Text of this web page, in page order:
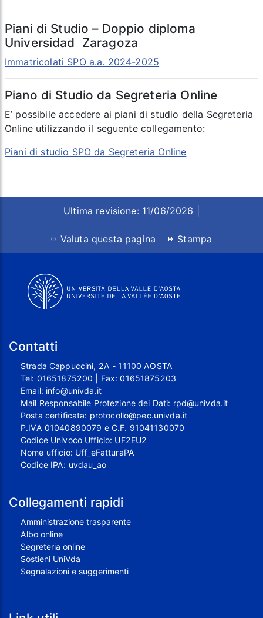
Piani di Studio – Doppio diploma
Universidad Zaragoza
Immatricolati SPO a.a. 2024-2025
Piano di Studio da Segreteria Online
E’ possibile accedere ai piani di studio della Segreteria
Online utilizzando il seguente collegamento:
Piani di studio SPO da Segreteria Online
Ultima revisione: 11/06/2026 |
Valuta questa pagina Stampa
Contatti
Strada Cappuccini, 2A - 11100 AOSTA
Tel: 01651875200 | Fax:01651875203
Email: info@univda.it
Mail Responsabile Protezione dei Dati: rpd@univda.it
Posta certificata: protocollo@pec.univda.it
P.IVA 01040890079 e C.F. 91041130070
Codice Univoco Ufficio: UF2EU2
Nome ufficio: Uff_eFatturaPA
Codice IPA: uvdau_ao
Collegamenti rapidi
Amministrazione trasparente
Albo online
Segreteria online
Sostieni UniVda
Segnalazioni e suggerimenti